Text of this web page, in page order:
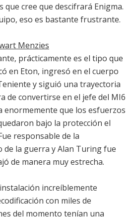
que cree que descifrará Enigma.
eso es bastante frustrante.
Menzies
prácticamente es el tipo que
en Eton, ingresó en el cuerpo
y siguió una trayectoria
de convertirse en el jefe del MI6
enormemente que los esfuerzos
bajo la protección el
responsable de la
de la guerra y Alan Turing fue
de manera muy estrecha.
increíblemente
con miles de
del momento tenían una